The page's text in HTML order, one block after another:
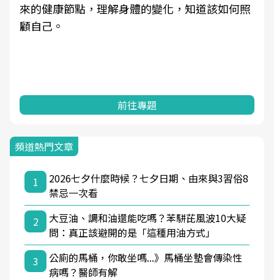
來的健康節點，理解身體的變化，知道該如何照
顧自己。
前往專題
頻道熱門文章
1
2026七夕什麼時候？七夕日期、由來與3習俗8
禁忌一次看
2
大豆油、調和油還能吃嗎？苯駢芘風波10大疑
問：真正該避開的是「這種用油方式」
3
公廁的馬桶，你敢坐嗎...》馬桶坐墊會傳染性
病嗎？醫師有解